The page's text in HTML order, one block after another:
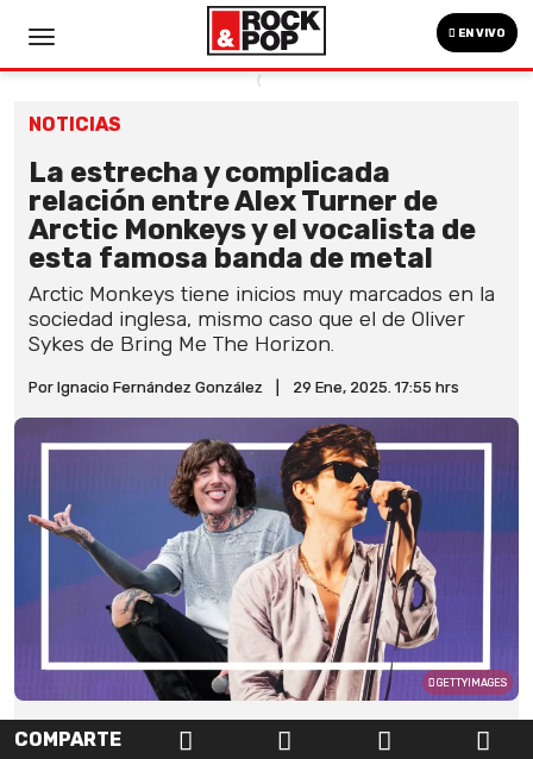
EN VIVO
NOTICIAS
La estrecha y complicada
relación entre Alex Turner de
Arctic Monkeys y el vocalista de
esta famosa banda de metal
Arctic Monkeys tiene inicios muy marcados en la
sociedad inglesa, mismo caso que el de Oliver
Sykes de Bring Me The Horizon.
Por Ignacio Fernández González 29 Ene, 2025. 17:55 hrs
GETTYIMAGES
COMPARTE